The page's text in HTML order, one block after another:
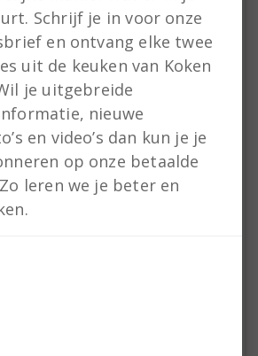
van tijd en ze kunnen de
product onbedoeld
levensmiddelenindustrie
altijd blij met de
Om ze tegen te gaan,
vaak zure
aan houdbare
bijvoorbeeld
beter bekend als
Schrijf je in voor onze
en ontvang elke twee
uit de keuken van Koken
je uitgebreide
nieuwe
en video’s dan kun je je
op onze betaalde
leren we je beter en